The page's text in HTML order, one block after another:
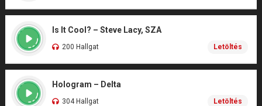
Is It Cool? – Steve Lacy, SZA
200 Hallgat Letöltés
Hologram – Delta
304 Hallgat Letöltés